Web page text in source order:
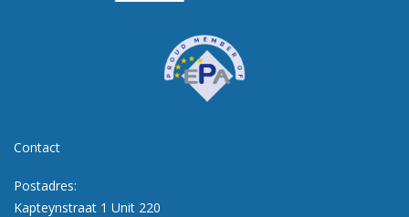
Contact
Postadres:
Kapteynstraat 1 Unit 220